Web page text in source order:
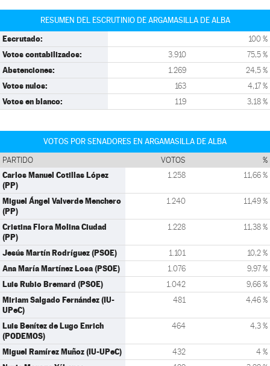
RESUMEN DEL ESCRUTINIO DE ARGAMASILLA DE ALBA
Escrutado: 100 %
Votos contabilizados: 3.910 75,5 %
Abstenciones: 1.269 24,5 %
Votos nulos: 163 4,17 %
Votos en blanco: 119 3,18 %
VOTOS POR SENADORES EN ARGAMASILLA DE ALBA
PARTIDO VOTOS %
Carlos Manuel Cotillas López
(PP)
1.258 11,66 %
Miguel Ángel Valverde Menchero
(PP)
1.240 11,49 %
Cristina Flora Molina Ciudad
(PP)
1.228 11,38 %
Jesús Martín Rodríguez (PSOE) 1.101 10,2 %
Ana María Martínez Losa (PSOE) 1.076 9,97 %
Luis Rubio Bremard (PSOE) 1.042 9,66 %
Miriam Salgado Fernández (IU-
UPeC)
481 4,46 %
Luis Benítez de Lugo Enrich
(PODEMOS)
464 4,3 %
Miguel Ramírez Muñoz (IU-UPeC) 432 4 %